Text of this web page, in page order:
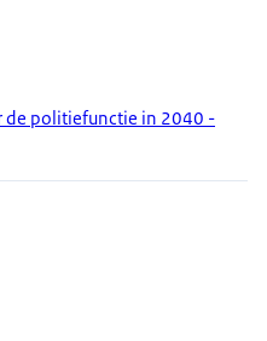
de politiefunctie in 2040 -